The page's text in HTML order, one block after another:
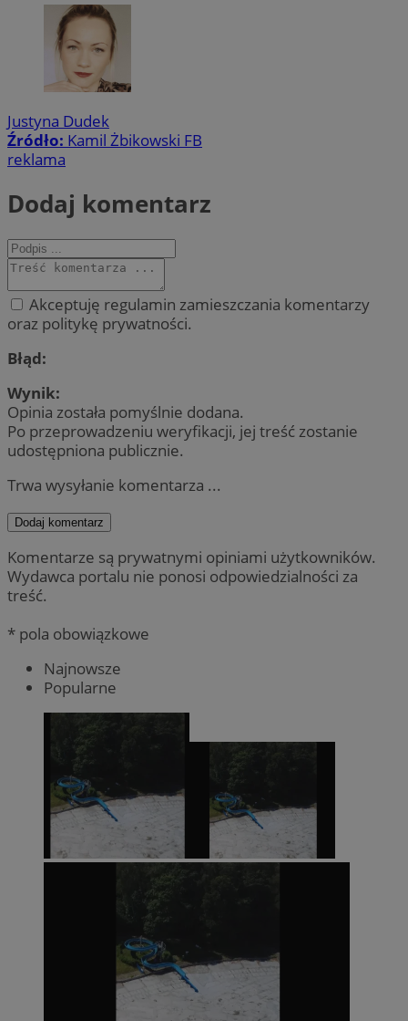
Justyna Dudek
Źródło: Kamil Żbikowski FB
reklama
Dodaj komentarz
Akceptuję regulamin zamieszczania komentarzy
oraz politykę prywatności.
Błąd:
Wynik:
Opinia została pomyślnie dodana.
Po przeprowadzeniu weryfikacji, jej treść zostanie
udostępniona publicznie.
Trwa wysyłanie komentarza ...
Dodaj komentarz
Komentarze są prywatnymi opiniami użytkowników.
Wydawca portalu nie ponosi odpowiedzialności za
treść.
* pola obowiązkowe
Najnowsze
Popularne